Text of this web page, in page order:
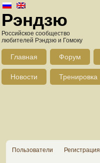
Рэндзю
Российское сообщество
любителей Рэндзю и Гомоку
Главная Форум
Новости Тренировка
Пользователи Регистрация